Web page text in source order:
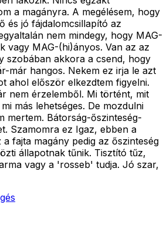
a magányra. A megélésem, hogy
és jó fájdalomcsillapító az
nem mindegy, hogy MAG-
vagy MAG-(hi)ányos. Van az az
szobában akkora a csend, hogy
már hangos. Nekem ez irja le azt
ahol először elkezdtem figyelni.
nem érzelemből. Mi történt, mit
más lehetséges. De mozdulni
mertem. Bátorság-őszinteség-
Szamomra ez Igaz, ebben a
fajta magány pedig az őszinteség
állapotnak tűnik. Tisztító tűz,
vagy a 'rosseb' tudja. Jó szar,